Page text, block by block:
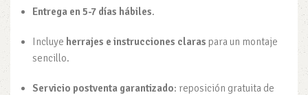
Entrega en 5-7 días hábiles.
Incluye herrajes e instrucciones claras para un montaje
sencillo.
Servicio postventa garantizado: reposición gratuita de